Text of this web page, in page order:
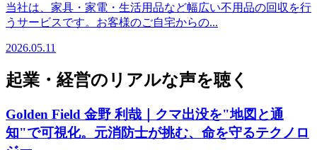
当社は、家具・家電・生活用品など幅広い不用品の回収を行
うサービスです。お客様のご自宅からの...
2026.05.11
起業・経営のリアルな声を聴く
Golden Field 金野 利哉｜クマ出没を"地図と通
知"で可視化。元消防士が挑む、命を守るテクノロ